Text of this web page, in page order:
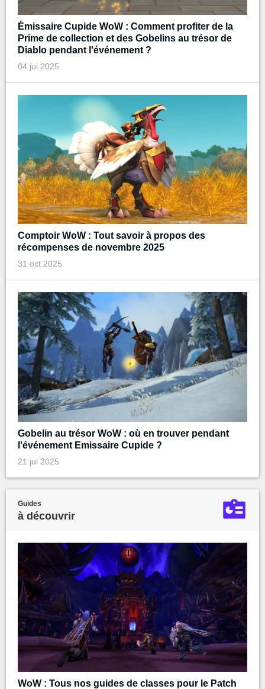
Émissaire Cupide WoW : Comment profiter de la
Prime de collection et des Gobelins au trésor de
Diablo pendant l'événement ?
04 jui 2025
Comptoir WoW : Tout savoir à propos des
récompenses de novembre 2025
31 oct 2025
Gobelin au trésor WoW : où en trouver pendant
l'événement Emissaire Cupide ?
21 jui 2025
Guides
à découvrir
WoW : Tous nos guides de classes pour le Patch